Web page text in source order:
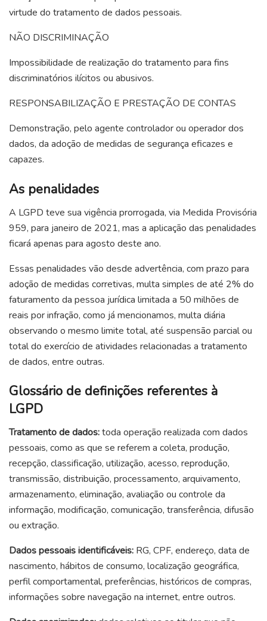
virtude do tratamento de dados pessoais.
NÃO DISCRIMINAÇÃO
Impossibilidade de realização do tratamento para fins
discriminatórios ilícitos ou abusivos.
RESPONSABILIZAÇÃO E PRESTAÇÃO DE CONTAS
Demonstração, pelo agente controlador ou operador dos
dados, da adoção de medidas de segurança eficazes e
capazes.
As penalidades
A LGPD teve sua vigência prorrogada, via Medida Provisória
959, para janeiro de 2021, mas a aplicação das penalidades
ficará apenas para agosto deste ano.
Essas penalidades vão desde advertência, com prazo para
adoção de medidas corretivas, multa simples de até 2% do
faturamento da pessoa jurídica limitada a 50 milhões de
reais por infração, como já mencionamos, multa diária
observando o mesmo limite total, até suspensão parcial ou
total do exercício de atividades relacionadas a tratamento
de dados, entre outras.
Glossário de definições referentes à
LGPD
Tratamento de dados:toda operação realizada com dados
pessoais, como as que se referem a coleta, produção,
recepção, classificação, utilização, acesso, reprodução,
transmissão, distribuição, processamento, arquivamento,
armazenamento, eliminação, avaliação ou controle da
informação, modificação, comunicação, transferência, difusão
ou extração.
Dados pessoais identificáveis: RG, CPF, endereço, data de
nascimento, hábitos de consumo, localização geográfica,
perfil comportamental, preferências, históricos de compras,
informações sobre navegação na internet, entre outros.